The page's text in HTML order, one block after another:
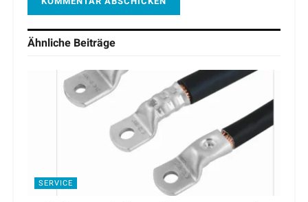
Ähnliche Beiträge
SERVICE